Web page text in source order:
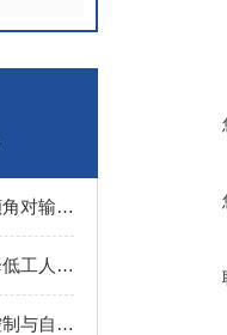
排屑机定制中提升高度与倾角对输送能力的动力学分析
如何通过机床自动排屑机降低工人劳动强度？
加工中心排屑机的智能化控制与自动化优势